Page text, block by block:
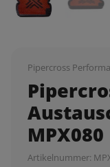
Pipercross
MPX080
Artikelnummer: